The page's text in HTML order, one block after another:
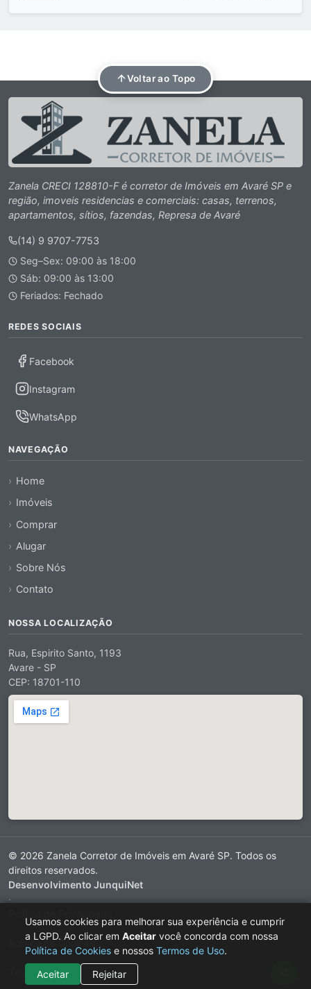
Voltar ao Topo
Zanela CRECI 128810-F é corretor de Imóveis em Avaré SP e
região, imoveis residencias e comerciais: casas, terrenos,
apartamentos, sítios, fazendas, Represa de Avaré
(14) 9 9707-7753
Seg–Sex: 09:00 às 18:00
Sáb: 09:00 às 13:00
Feriados: Fechado
REDES SOCIAIS
Facebook
Instagram
WhatsApp
NAVEGAÇÃO
Home
Imóveis
Comprar
Alugar
Sobre Nós
Contato
NOSSA LOCALIZAÇÃO
Rua, Espirito Santo, 1193
Avare - SP
CEP: 18701-110
© 2026 Zanela Corretor de Imóveis em Avaré SP. Todos os
direitos reservados.
Desenvolvimento JunquiNet
·
Política de Cookies
Termos de Uso
Usamos cookies para melhorar sua experiência e cumprir
a LGPD. Ao clicar em Aceitar você concorda com nossa
Política de Cookies e nossos Termos de Uso.
Aceitar
Rejeitar